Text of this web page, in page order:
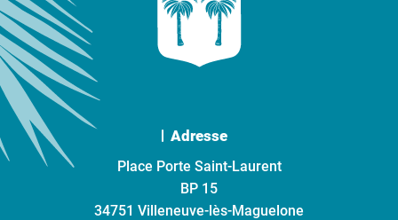
Adresse
Place Porte Saint-Laurent
BP 15
34751 Villeneuve-lès-Maguelone